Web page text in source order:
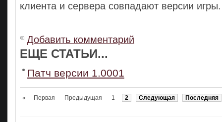
клиента и сервера совпадают версии игры.
Добавить комментарий
ЕЩЕ СТАТЬИ...
Патч версии 1.0001
« Первая Предыдущая 1 2 Следующая Последняя